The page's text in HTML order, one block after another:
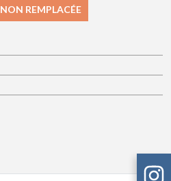
NON REMPLACÉE